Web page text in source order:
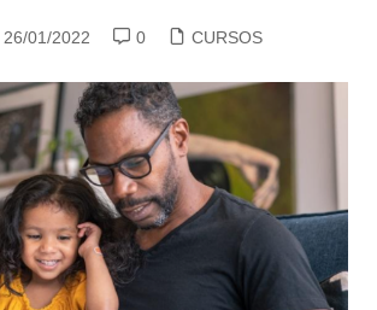
26/01/2022 0 CURSOS